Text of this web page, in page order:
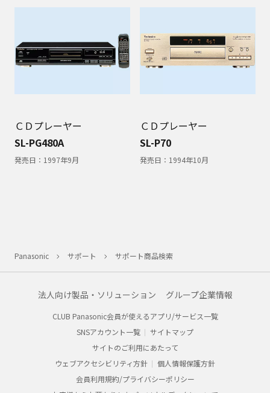
ＣＤプレーヤー
SL-PG480A
発売日： 1997年9月
ＣＤプレーヤー
SL-P70
発売日： 1994年10月
Panasonic サポート サポート商品検索
法人向け製品・ソリューション グループ企業情報
CLUB Panasonic会員が使えるアプリ/サービス一覧
SNSアカウント一覧
サイトマップ
サイトのご利用にあたって
ウェブアクセシビリティ方針
個人情報保護方針
会員利用規約/プライバシーポリシー